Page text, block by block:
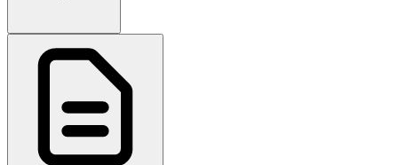
ПР,Р,ПМГ,РМГ